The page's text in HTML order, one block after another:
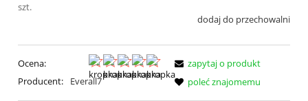
szt.
dodaj do przechowalni
Ocena:
Producent:
Everall7
zapytaj o produkt
poleć znajomemu